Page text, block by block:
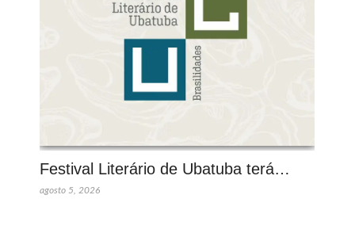
Festival Literário de Ubatuba terá…
agosto 5, 2026